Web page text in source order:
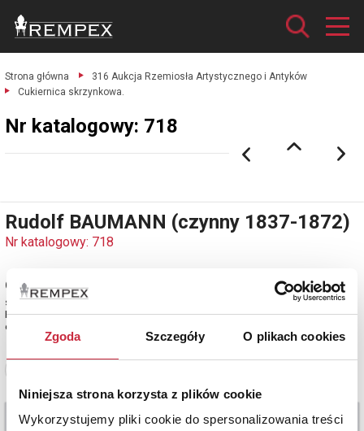
Zgoda Szczegóły O plikach cookies
Niniejsza strona korzysta z plików cookie
Wykorzystujemy pliki cookie do spersonalizowania treści
Strona główna
316 Aukcja Rzemiosła Artystycznego i Antyków
Cukiernica skrzynkowa.
Nr katalogowy: 718
Rudolf BAUMANN (czynny 1837-1872)
Nr katalogowy: 718
Cukiernica skrzynkowa
srebro cechowane; wys. 9 cm, szer. 17 cm, głęb. 13 cm; waga 596 g.
Poznań, lata 40. XIX w.
estymacja: 7 500 - 8 500 zł